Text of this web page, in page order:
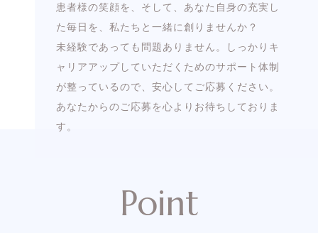
患者様の笑顔を、そして、あなた自身の充実し
た毎日を、私たちと一緒に創りませんか？
未経験であっても問題ありません。しっかりキ
ャリアアップしていただくためのサポート体制
が整っているので、安心してご応募ください。
あなたからのご応募を心よりお待ちしておりま
す。
Point